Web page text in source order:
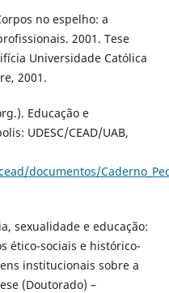
no espelho: a
2001. Tese
Universidade Católica
2001.
Educação e
UDESC/CEAD/UAB,
documentos/
sexualidade e educação:
ético-sociais e histórico-
institucionais sobre a
(Doutorado) –